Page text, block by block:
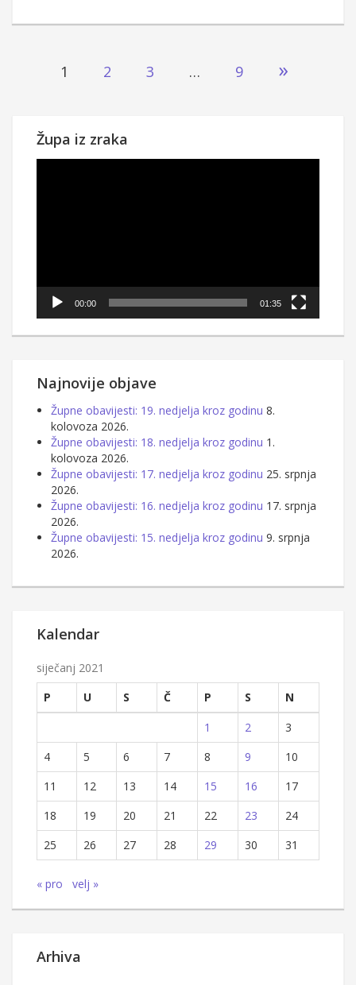
Brojevi
1 2 3 … 9 »
Župa iz zraka
00:00 01:35
Najnovije objave
Župne obavijesti: 19. nedjelja kroz godinu 8.
kolovoza 2026.
Župne obavijesti: 18. nedjelja kroz godinu 1.
kolovoza 2026.
Župne obavijesti: 17. nedjelja kroz godinu 25. srpnja
2026.
Župne obavijesti: 16. nedjelja kroz godinu 17. srpnja
2026.
Župne obavijesti: 15. nedjelja kroz godinu 9. srpnja
2026.
Kalendar
siječanj 2021
P
U S Č P S
N
1
2
3
4
5 6 7 8 9
10
11
12 13 14 15 16
17
18
19 20 21 22 23
24
25
26 27 28 29 30 31
« pro velj »
Arhiva